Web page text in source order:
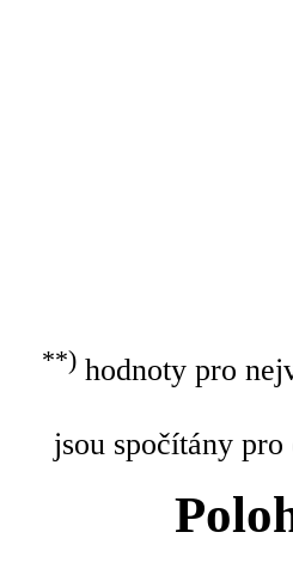
**)hodnoty pro
jsou spočítány